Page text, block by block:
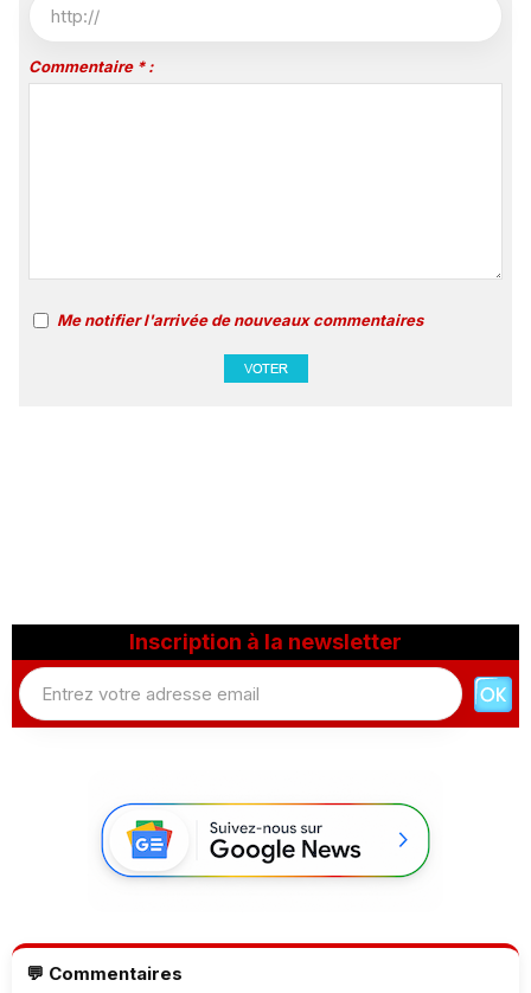
Commentaire * :
Me notifier l'arrivée de nouveaux commentaires
Inscription à la newsletter
💬 Commentaires